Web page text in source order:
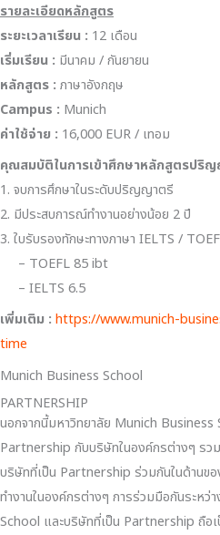
รายละเอียดหลักสูตร
ระยะเวลาเรียน : 12 เดือน
เริ่มเรียน : มีนาคม / กันยายน
หลักสูตร : ภาษาอังกฤษ
Campus : Munich
ค่าใช้จ่าย : 16,000 EUR / เทอม
คุณสมบัติในการเข้าศึกษาหลักสูตรปริ
1. จบการศึกษาในระดับปริญญาตรี
2. มีประสบการณ์ทำงานอย่างน้อย 2 ปี
3. ใบรับรองทักษะทางภาษา IELTS /
– TOEFL 85 ibt
– IELTS 6.5
เพิ่มเติม : https://www.munich-
time
Munich Business School
PARTNERSHIP
นอกจากนี้มหาวิทยาลัย Munich Business
Partnership กับบริษัทในองค์กรต่างๆ รว
บริษัทที่เป็น Partnership ร่วมกันในด้านขอ
ทำงานในองค์กรต่างๆ การร่วมมือกันระห
School และบริษัทที่เป็น Partnership ถือ